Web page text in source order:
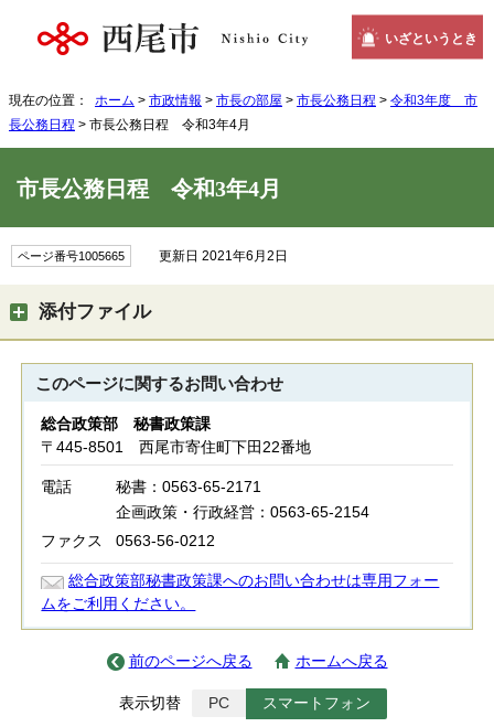
いざというとき
現在の位置： ホーム > 市政情報 > 市長の部屋 > 市長公務日程 > 令和3年度 市
長公務日程 > 市長公務日程 令和3年4月
市長公務日程 令和3年4月
ページ番号1005665 更新日 2021年6月2日
添付ファイル
このページに関するお問い合わせ
総合政策部 秘書政策課
〒445-8501 西尾市寄住町下田22番地
電話
秘書：0563-65-2171
企画政策・行政経営：0563-65-2154
ファクス
0563-56-0212
総合政策部秘書政策課へのお問い合わせは専用フォー
ムをご利用ください。
前のページへ戻る ホームへ戻る
表示切替 PC スマートフォン